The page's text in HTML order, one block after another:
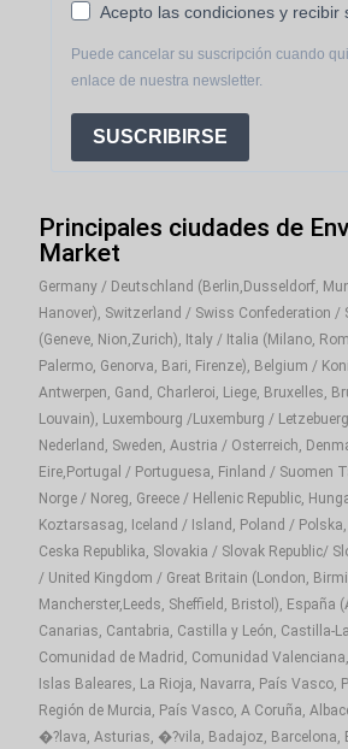
Acepto las condiciones y recibir
Puede cancelar su suscripción cuando
enlace de nuestra newsletter.
SUSCRIBIRSE
Principales ciudades de
Market
Germany / Deutschland (Berlin,Dusseldorf,
Hanover), Switzerland / Swiss Confederation /
(Geneve, Nion,Zurich), Italy / Italia (Milano,
Palermo, Genorva, Bari, Firenze), Belgium /
Antwerpen, Gand, Charleroi, Liege, Bruxelles,
Louvain), Luxembourg /Luxemburg /
Nederland, Sweden, Austria / Osterreich,
Eire,Portugal / Portuguesa, Finland / Suomen
Norge / Noreg, Greece / Hellenic Republic,
Koztarsasag, Iceland / Island, Poland /
Ceska Republika, Slovakia / Slovak Republic/
/ United Kingdom / Great Britain (London,
Mancherster,Leeds, Sheffield, Bristol), España
Canarias, Cantabria, Castilla y León, Castilla-
Comunidad de Madrid, Comunidad
Islas Baleares, La Rioja, Navarra, País Vasco,
Región de Murcia, País Vasco, A Coruña,
�?lava, Asturias, �?vila, Badajoz, Barcelona,